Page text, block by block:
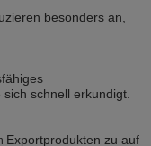
besonders an,
schnell erkundigt.
Exportprodukten zu auf